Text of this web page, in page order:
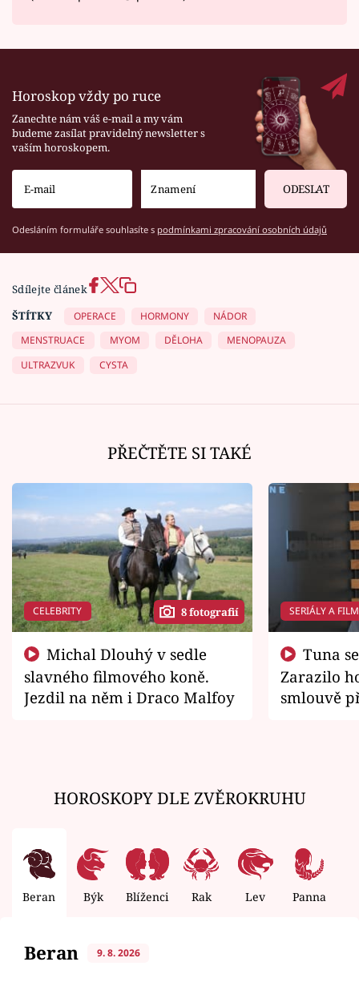
Horoskop vždy po ruce
Zanechte nám váš e-mail a my vám
budeme zasílat pravidelný newsletter s
vaším horoskopem.
ODESLAT
Odesláním formuláře souhlasíte s podmínkami zpracování osobních údajů
Sdílejte článek
ŠTÍTKY
OPERACE HORMONY
NÁDOR
MENSTRUACE
MYOM DĚLOHA
MENOPAUZA
ULTRAZVUK
CYSTA
PŘEČTĚTE SI TAKÉ
CELEBRITY 8 fotografií
slavného filmového koně.
Jezdil na něm i Draco Malfoy
SERIÁLY A
Zarazilo
smlouvě
HOROSKOPY DLE ZVĚROKRUHU
Beran Býk Blíženci Rak Lev Panna
Beran 9. 8. 2026